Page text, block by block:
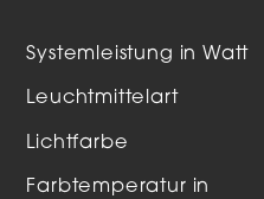
Systemleistung in Watt
Leuchtmittelart
Lichtfarbe
Farbtemperatur in